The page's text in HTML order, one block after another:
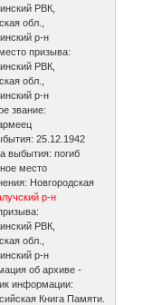
РВК,
обл.,
р-н
призыва:
РВК,
обл.,
р-н
звание:
25.12.1942
выбытия: погиб
место
Новгородская
р-н
РВК,
обл.,
р-н
об архиве -
информации:
Книга Памяти.